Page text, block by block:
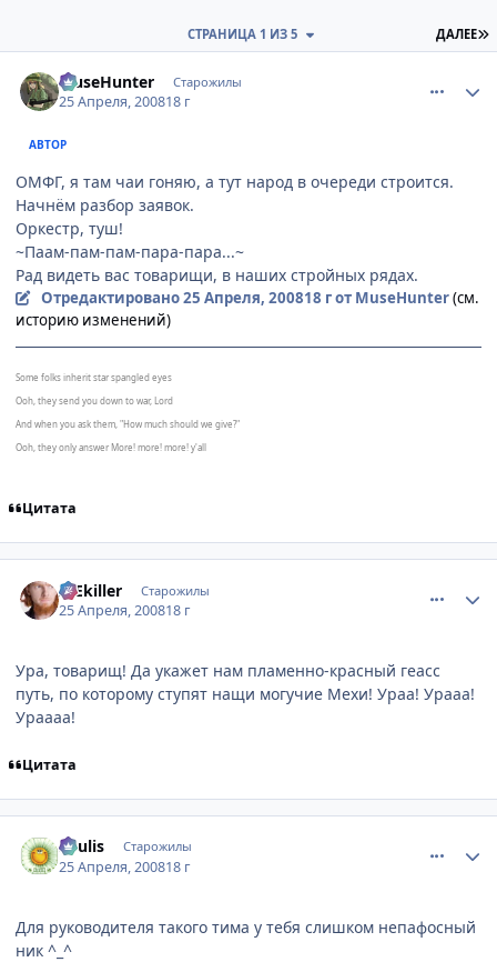
ДАЛЕЕ
СТРАНИЦА 1 ИЗ 5
MuseHunter Старожилы
25 Апреля, 200818 г
АВТОР
ОМФГ, я там чаи гоняю, а тут народ в очереди строится.
Начнём разбор заявок.
Оркестр, туш!
~Паам-пам-пам-пара-пара...~
Рад видеть вас товарищи, в наших стройных рядах.
Отредактировано25 Апреля, 200818 гот MuseHunter(см.
историю изменений)
Some folks inherit star spangled eyes
Ooh, they send you down to war, Lord
And when you ask them, "How much should we give?"
Ooh, they only answer More! more! more! y'all
Цитата
ICEkiller Старожилы
25 Апреля, 200818 г
Ура, товарищ! Да укажет нам пламенно-красный геасс
путь, по которому ступят нащи могучие Мехи! Ураа! Урааа!
Ураааа!
Цитата
Soulis Старожилы
25 Апреля, 200818 г
Для руководителя такого тима у тебя слишком непафосный
ник ^_^